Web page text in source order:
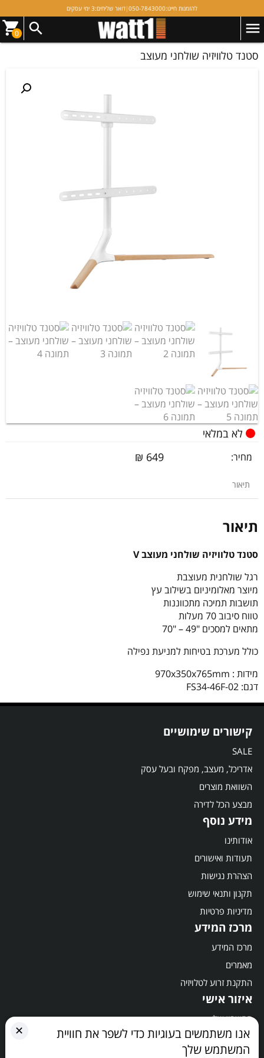
להזמנות חייגו:050-7843000
|דואר שליחים:3 ימי עסקים
0
סטנד טלוויזיה שולחני מעוצב
לא במלאי
מחיר: 649
₪
תיאור
תיאור
סטנד טלוויזיה שולחני מעוצב V
רגל שולחנית מעוצבת
מיוצר מאלומיניום בשילוב עץ
תושבות תמיכה מתכווננות
טווח סיבוב 70 מעלות
מתאים למסכים "49 – "70
כולל מערכת בטיחות למניעת נפילה
מידות : 970x350x765mm
דגם: FS34-46F-02
קישורים שימושיים
SALE
אדריכל, מעצב, מפקח ובעל עסק
השוואת מוצרים
מבצע הכל לדירה
מידע נוסף
אודותינו
תעודות ואישורים
הצהרת נגישות
תקנון ותנאי שימוש
מדיניות פרטיות
מרכז המידע
מרכז המידע
מאמרים
התקנת זרוע לטלויזיה
איזור אישי
החשבון שלי
סל קניות
תשלום
✕
אנו משתמשים בעוגיות כדי לשפר את חוויית
המשתמש שלך